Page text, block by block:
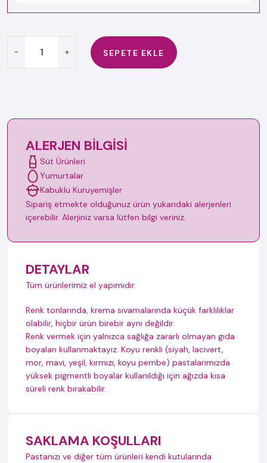
- + SEPETE EKLE
ALERJEN BILGISI
Süt Ürünleri
Yumurtalar
Kabuklu Kuruyemişler
Sipariş etmekte olduğunuz ürün yukarıdaki alerjenleri
içerebilir. Alerjiniz varsa lütfen bilgi veriniz.
DETAYLAR
Tüm ürünlerimiz el yapımıdır.
Renk tonlarında, krema sıvamalarında küçük farklılıklar
olabilir, hiçbir ürün birebir aynı değildir.
Renk vermek için yalnızca sağlığa zararlı olmayan gıda
boyaları kullanmaktayız. Koyu renkli (siyah, lacivert,
mor, mavi, yeşil, kırmızı, koyu pembe) pastalarımızda
yüksek pigmentli boyalar kullanıldığı için ağızda kısa
süreli renk bırakabilir.
SAKLAMA KOŞULLARI
Pastanızı ve diğer tüm ürünleri kendi kutularında